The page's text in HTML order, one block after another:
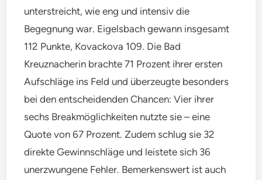
unterstreicht, wie eng und intensiv die
Begegnung war. Eigelsbach gewann insgesamt
112 Punkte, Kovackova 109. Die Bad
Kreuznacherin brachte 71 Prozent ihrer ersten
Aufschläge ins Feld und überzeugte besonders
bei den entscheidenden Chancen: Vier ihrer
sechs Breakmöglichkeiten nutzte sie – eine
Quote von 67 Prozent. Zudem schlug sie 32
direkte Gewinnschläge und leistete sich 36
unerzwungene Fehler. Bemerkenswert ist auch